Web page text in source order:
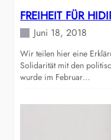
FREIHEIT FÜR
Juni 18, 2018
Wir teilen hier eine
Solidarität mit den
wurde im Februar…